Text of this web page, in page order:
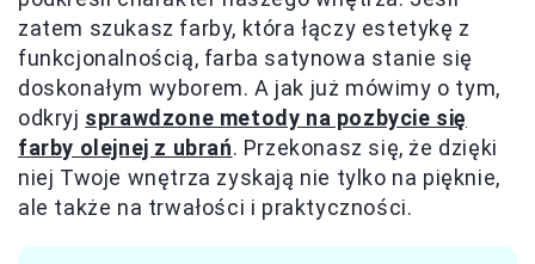
zatem szukasz farby, która łączy estetykę z
funkcjonalnością, farba satynowa stanie się
doskonałym wyborem. A jak już mówimy o tym,
odkryj sprawdzone metody na pozbycie się
farby olejnej z ubrań. Przekonasz się, że dzięki
niej Twoje wnętrza zyskają nie tylko na pięknie,
ale także na trwałości i praktyczności.